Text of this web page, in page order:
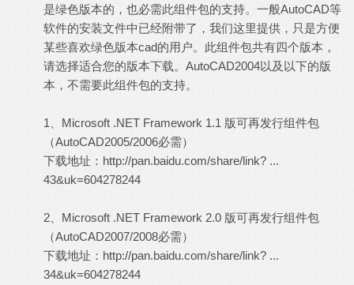
是绿色版本的，也必需此组件包的支持。一般AutoCAD等
软件的安装文件中已经附带了，我们这里提供，只是方便
某些喜欢绿色版本cad的用户。此组件包共有四个版本，
请选择适合您的版本下载。AutoCAD2004以及以下的版
本，不需要此组件包的支持。
1、Microsoft .NET Framework 1.1 版可再发行组件包
（AutoCAD2005/2006必需）
下载地址： http://pan.baidu.com/share/link? ...
43&uk=604278244
2、Microsoft .NET Framework 2.0 版可再发行组件包
（AutoCAD2007/2008必需）
下载地址： http://pan.baidu.com/share/link? ...
34&uk=604278244